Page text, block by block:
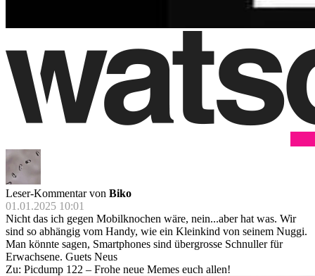
Leser-Kommentar von Biko
01.01.2025 10:01
Nicht das ich gegen Mobilknochen wäre, nein...aber hat was. Wir
sind so abhängig vom Handy, wie ein Kleinkind von seinem Nuggi.
Man könnte sagen, Smartphones sind übergrosse Schnuller für
Erwachsene. Guets Neus
Zu: Picdump 122 – Frohe neue Memes euch allen!